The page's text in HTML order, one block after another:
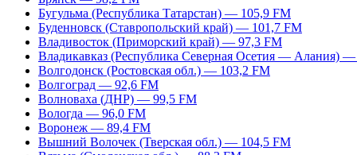
Бугульма (Республика Татарстан) — 105,9 FM
Буденновск (Ставропольский край) — 101,7 FM
Владивосток (Приморский край) — 97,3 FM
Владикавказ (Республика Северная Осетия — Алания)
Волгодонск (Ростовская обл.) — 103,2 FM
Волгоград — 92,6 FM
Волноваха (ДНР) — 99,5 FM
Вологда — 96,0 FM
Воронеж — 89,4 FM
Вышний Волочек (Тверская обл.) — 104,5 FM